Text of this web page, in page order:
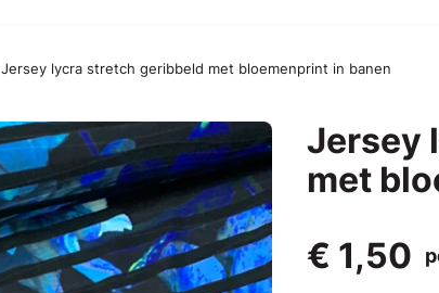
Jersey lycra stretch geribbeld met bloemenprint in banen
Jersey
met
€ 1,50